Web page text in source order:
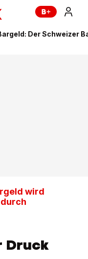
Der Schweizer
wird
Druck